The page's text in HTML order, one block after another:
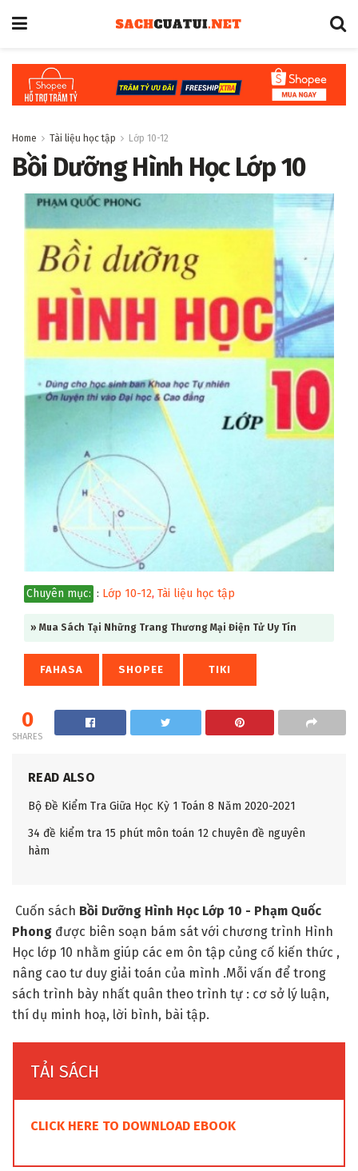
Home Tài liệu học tập Lớp 10-12
Bồi Dưỡng Hình Học Lớp 10
Chuyên mục: : Lớp 10-12, Tài liệu học tập
» Mua Sách Tại Những Trang Thương Mại Điện Tử Uy Tín
FAHASA SHOPEE TIKI
0
SHARES
READ ALSO
Bộ Đề Kiểm Tra Giữa Học Kỳ 1 Toán 8 Năm 2020-2021
34 đề kiểm tra 15 phút môn toán 12 chuyên đề nguyên
hàm
Cuốn sách Bồi Dưỡng Hình Học Lớp 10 - Phạm Quốc
Phong được biên soạn bám sát với chương trình Hình
Học lớp 10 nhằm giúp các em ôn tập củng cố kiến thức ,
nâng cao tư duy giải toán của mình .Mỗi vấn để trong
sách trình bày nhất quân theo trình tự : cơ sở lý luận,
thí dụ minh hoạ, lời bình, bài tập.
TẢI SÁCH
CLICK HERE TO DOWNLOAD EBOOK